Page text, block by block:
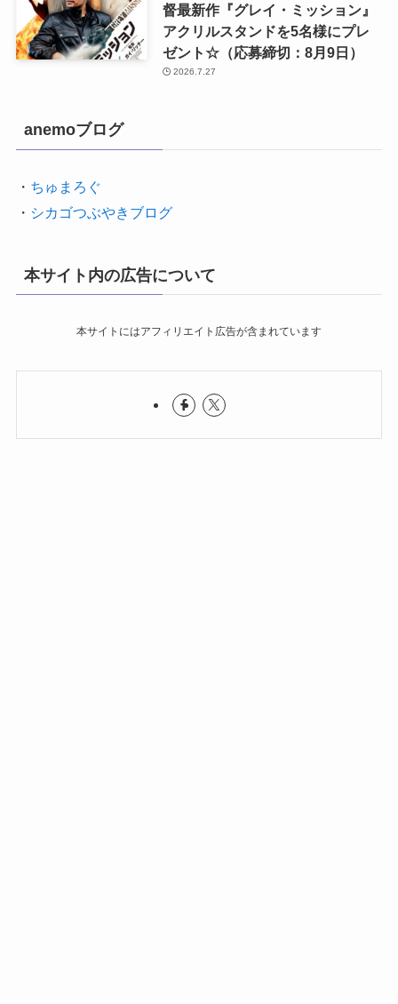
督最新作『グレイ・ミッション』
アクリルスタンドを5名様にプレ
ゼント☆（応募締切：8月9日）
2026.7.27
anemoブログ
・ ちゅまろぐ
・ シカゴつぶやきブログ
本サイト内の広告について
本サイトにはアフィリエイト広告が含まれています